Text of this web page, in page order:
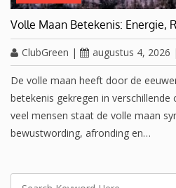
Volle Maan Betekenis: Energie,
ClubGreen | augustus 4, 2026 |
De volle maan heeft door de
betekenis gekregen in
veel mensen staat de volle maan
bewustwording, afronding en…